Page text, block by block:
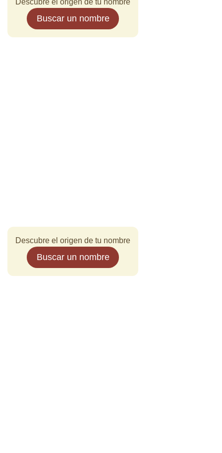
Descubre el origen de tu nombre
Buscar un nombre
Descubre el origen de tu nombre
Buscar un nombre